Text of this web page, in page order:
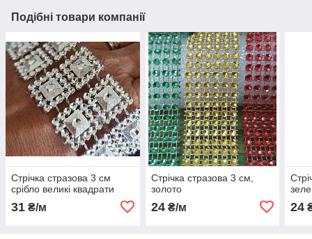
Подібні товари компанії
Стрічка стразова 3 см
срібло великі квадрати
31 ₴/м
Стрічка стразова 3 см,
золото
24₴/м 24